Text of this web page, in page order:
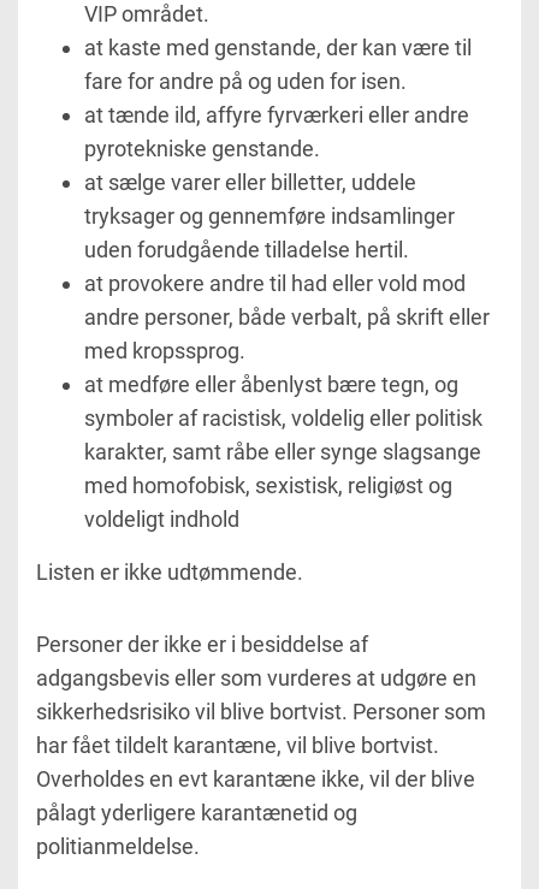
VIP området.
at kaste med genstande, der kan være til
fare for andre på og uden for isen.
at tænde ild, affyre fyrværkeri eller andre
pyrotekniske genstande.
at sælge varer eller billetter, uddele
tryksager og gennemføre indsamlinger
uden forudgående tilladelse hertil.
at provokere andre til had eller vold mod
andre personer, både verbalt, på skrift eller
med kropssprog.
at medføre eller åbenlyst bære tegn, og
symboler af racistisk, voldelig eller politisk
karakter, samt råbe eller synge slagsange
med homofobisk, sexistisk, religiøst og
voldeligt indhold
Listen er ikke udtømmende.
Personer der ikke er i besiddelse af
adgangsbevis eller som vurderes at udgøre en
sikkerhedsrisiko vil blive bortvist. Personer som
har fået tildelt karantæne, vil blive bortvist.
Overholdes en evt karantæne ikke, vil der blive
pålagt yderligere karantænetid og
politianmeldelse.